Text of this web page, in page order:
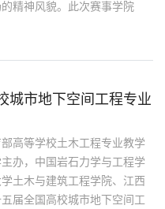
精神风貌。此次赛事学院
城市地下空间工程专业
高等学校土木工程专业教学
办，中国岩石力学与工程学
土木与建筑工程学院、江西
届全国高校城市地下空间工